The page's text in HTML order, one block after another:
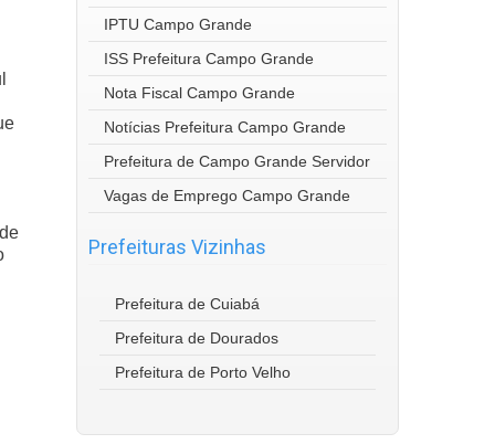
IPTU Campo Grande
ISS Prefeitura Campo Grande
Nota Fiscal Campo Grande
Notícias Prefeitura Campo Grande
Prefeitura de Campo Grande Servidor
Vagas de Emprego Campo Grande
Prefeituras Vizinhas
Prefeitura de Cuiabá
Prefeitura de Dourados
Prefeitura de Porto Velho